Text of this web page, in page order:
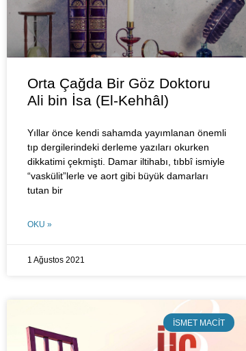
Orta Çağda Bir Göz Doktoru
Ali bin İsa (El-Kehhâl)
Yıllar önce kendi sahamda yayımlanan önemli
tıp dergilerindeki derleme yazıları okurken
dikkatimi çekmişti. Damar iltihabı, tıbbî ismiyle
“vaskülit”lerle ve aort gibi büyük damarları
tutan bir
OKU »
1 Ağustos 2021
İSMET MACIT